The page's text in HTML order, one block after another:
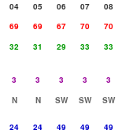
04 05 06 07
08
69 69 67 70
70
32 31 29 33
33
3 3 3 3
3
N N SW SW
SW
24 24 49 49
49